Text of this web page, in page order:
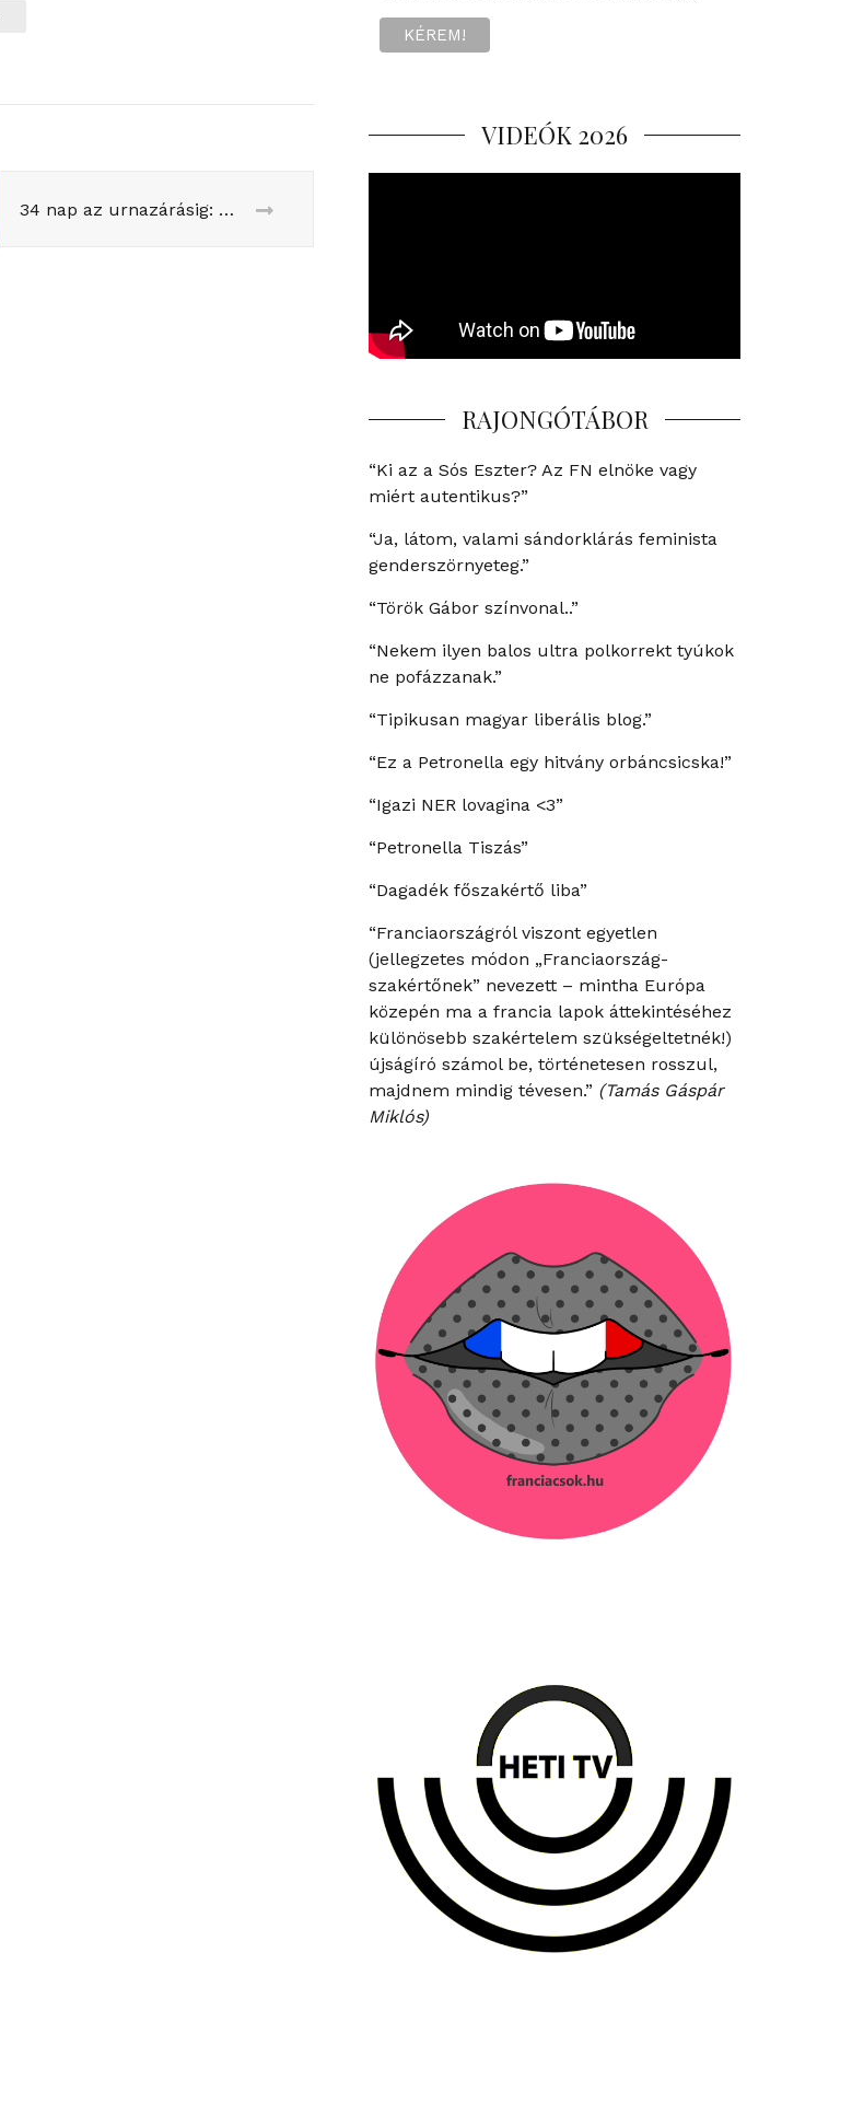
34 nap az urnazárásig: mi a baj Valérie Pécresse kampányával?
VIDEÓK 2026
RAJONGÓTÁBOR
“Ki az a Sós Eszter? Az FN elnöke vagy
miért autentikus?”
“Ja, látom, valami sándorklárás feminista
genderszörnyeteg.”
“Török Gábor színvonal..”
“Nekem ilyen balos ultra polkorrekt tyúkok
ne pofázzanak.”
“Tipikusan magyar liberális blog.”
“Ez a Petronella egy hitvány orbáncsicska!”
“Igazi NER lovagina <3”
“Petronella Tiszás”
“Dagadék főszakértő liba”
“Franciaországról viszont egyetlen
(jellegzetes módon „Franciaország-
szakértőnek” nevezett – mintha Európa
közepén ma a francia lapok áttekintéséhez
különösebb szakértelem szükségeltetnék!)
újságíró számol be, történetesen rosszul,
majdnem mindig tévesen.” (Tamás Gáspár
Miklós)